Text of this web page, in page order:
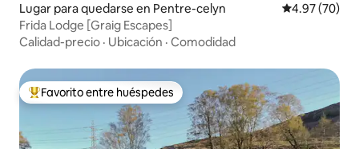
Lugar para quedarse en Pentre-celyn Calificación
4.97 (70)
Frida Lodge [Graig Escapes]
Calidad-precio · Ubicación · Comodidad
Favorito entre huéspedes preferido
Favorito entre huéspedes